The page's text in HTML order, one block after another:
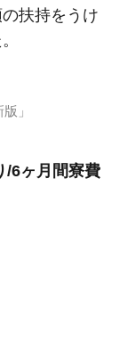
扶持をうけ
」
/6ヶ月間寮費